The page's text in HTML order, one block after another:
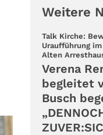
Weitere
Talk Kirche:
Uraufführung
Alten
Verena
begleitet
Busch